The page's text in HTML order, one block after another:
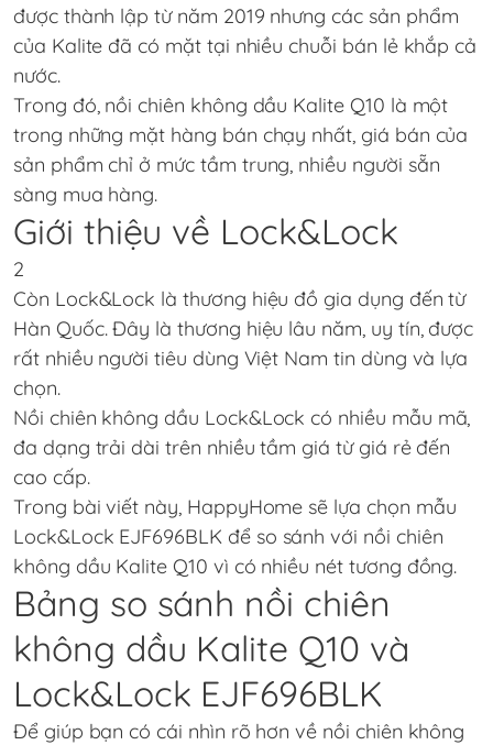
được thành lập từ năm 2019 nhưng các sản phẩm
của Kalite đã có mặt tại nhiều chuỗi bán lẻ khắp cả
nước.
Trong đó, nồi chiên không dầu Kalite Q10 là một
trong những mặt hàng bán chạy nhất, giá bán của
sản phẩm chỉ ở mức tầm trung, nhiều người sẵn
sàng mua hàng.
Giới thiệu về Lock&Lock
2
Còn Lock&Lock là thương hiệu đồ gia dụng đến từ
Hàn Quốc. Đây là thương hiệu lâu năm, uy tín, được
rất nhiều người tiêu dùng Việt Nam tin dùng và lựa
chọn.
Nồi chiên không dầu Lock&Lock có nhiều mẫu mã,
đa dạng trải dài trên nhiều tầm giá từ giá rẻ đến
cao cấp.
Trong bài viết này, HappyHome sẽ lựa chọn mẫu
Lock&Lock EJF696BLK để so sánh với nồi chiên
không dầu Kalite Q10 vì có nhiều nét tương đồng.
Bảng so sánh nồi chiên
không dầu Kalite Q10 và
Lock&Lock EJF696BLK
Để giúp bạn có cái nhìn rõ hơn về nồi chiên không